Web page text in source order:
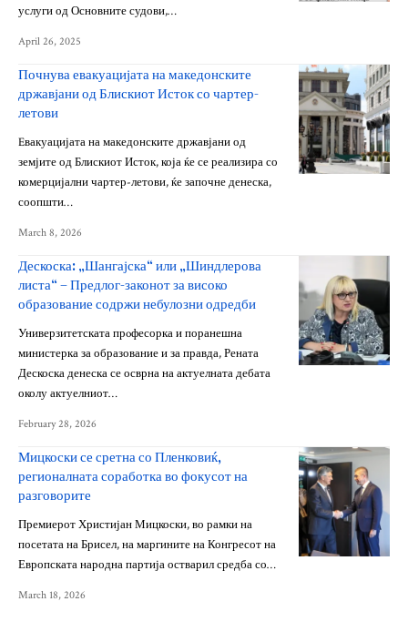
услуги од Основните судови,…
April 26, 2025
Почнува евакуацијата на македонските
државјани од Блискиот Исток со чартер-
летови
Eвакуацијата на македонските државјани од
земјите од Блискиот Исток, која ќе се реализира со
комерцијални чартер-летови, ќе започне денеска,
соопшти…
March 8, 2026
Дескоска: „Шангајска“ или „Шиндлерова
листа“ – Предлог-законот за високо
образование содржи небулозни одредби
Универзитетската прoфесорка и поранешна
министерка за образование и за правда, Рената
Дескоска денеска се осврна на актуелната дебата
околу актуелниот…
February 28, 2026
Мицкоски се сретна со Пленковиќ,
регионалната соработка во фокусот на
разговорите
Премиерот Христијан Мицкоски, во рамки на
посетата на Брисел, на маргините на Конгресот на
Европската народна партија остварил средба со…
March 18, 2026